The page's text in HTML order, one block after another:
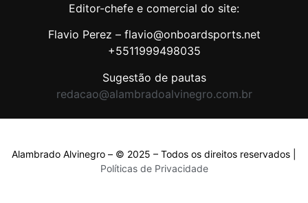
Editor-chefe e comercial do site:
Flavio Perez – flavio@onboardsports.net
+5511999498035
Sugestão de pautas
redacao@alambradoalvinegro.com.br
Alambrado Alvinegro – © 2025 – Todos os direitos reservados |
Políticas de Privacidade